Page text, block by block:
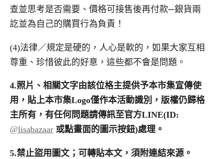
查並思考是否需要、價格可接售後再付款─銀貨兩
訖並為自己的購買行為負責！
(4)法律／規定是硬的，人心是軟的，如果大家互相
尊重、珍惜彼此的好意，這些都不會是問題。
4.照片、相關文字由該位格主提供予本市集宣傳使
用，貼上本市集Logo僅作本活動識別，版權仍歸格
主所有，有任何問題請傳訊至官方LINE(ID:
@lisabazaar 或點畫面的圖示按鈕)處理。
5.禁止盜用圖文；可轉貼本文，須附連結來源。